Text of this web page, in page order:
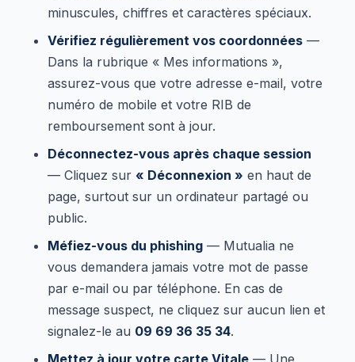
minuscules, chiffres et caractères spéciaux.
Vérifiez régulièrement vos coordonnées —
Dans la rubrique « Mes informations »,
assurez-vous que votre adresse e-mail, votre
numéro de mobile et votre RIB de
remboursement sont à jour.
Déconnectez-vous après chaque session
— Cliquez sur « Déconnexion » en haut de
page, surtout sur un ordinateur partagé ou
public.
Méfiez-vous du phishing — Mutualia ne
vous demandera jamais votre mot de passe
par e-mail ou par téléphone. En cas de
message suspect, ne cliquez sur aucun lien et
signalez-le au 09 69 36 35 34.
Mettez à jour votre carte Vitale — Une